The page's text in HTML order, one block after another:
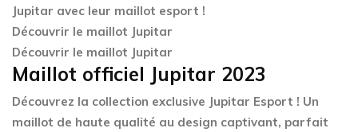
Jupitar avec leur maillot esport !
Découvrir le maillot Jupitar
Découvrir le maillot Jupitar
Maillot officiel Jupitar 2023
Découvrez la collection exclusive Jupitar Esport ! Un
maillot de haute qualité au design captivant, parfait